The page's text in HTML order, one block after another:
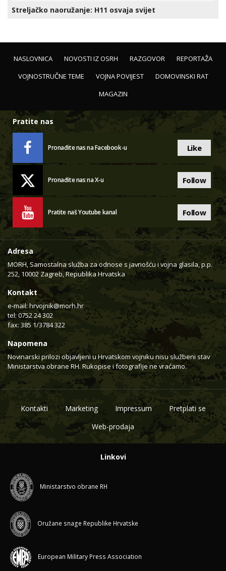
Streljačko naoružanje: H11 osvaja svijet
NASLOVNICA NOVOSTI IZ OSRH RAZGOVOR
REPORTAŽA
VOJNOSTRUČNE TEME
VOJNA POVIJEST
DOMOVINSKI RAT
MAGAZIN
Pratite nas
Pronađite nas na Facebook-u Like
Pronađite nas na X-u Follow
Pratite naš Youtube kanal Follow
Adresa
MORH, Samostalna služba za odnose s javnošću i vojna glasila, p.p.
252, 10002 Zagreb, Republika Hrvatska
Kontakt
e-mail: hrvojnik@morh.hr
tel: 0752 24 302
fax: 385 1/3784 322
Napomena
Novinarski prilozi objavljeni u Hrvatskom vojniku nisu službeni stav
Ministarstva obrane RH. Rukopise i fotografije ne vraćamo.
Kontakti Marketing Impressum
Pretplati se
Web-prodaja
Linkovi
Ministarstvo obrane RH
Oružane snage Republike Hrvatske
European Military Press Association